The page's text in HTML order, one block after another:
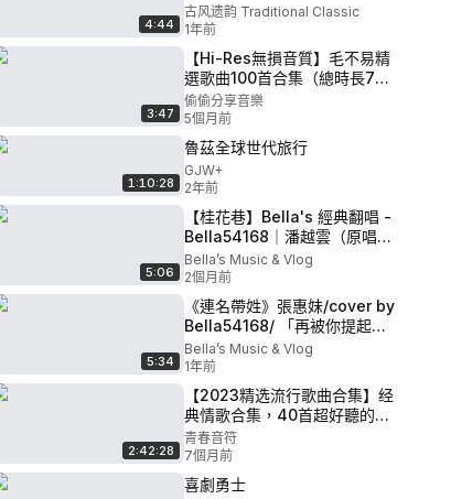
4:44
古风遗韵 Traditional Classic
1年前
3:47
【Hi-Res無損音質】毛不易精
選歌曲100首合集（總時長7小
時）被譽為華語樂壇的“少年李
宗盛”！ P99 - 舟
偷偷分享音樂
5個月前
1:10:28
魯茲全球世代旅行
GJW+
2年前
5:06
【桂花巷】Bella's 經典翻唱 -
Bella54168｜潘越雲（原唱致
敬）
Bella’s Music & Vlog
2個月前
5:34
《連名帶姓》張惠妹/cover by
Bella54168/ 「再被你提起：
已是連名帶姓、謊稱是友誼、
卻疏遠得可以」#翻唱 #cover
#lovesong
Bella’s Music & Vlog
1年前
2:42:28
【2023精选流行歌曲合集】经
典情歌合集，40首超好聽的情
歌 【2024热门歌曲合集流行
歌曲2024经典歌曲2023歌曲
串烧2024年最火的歌曲排行榜
经典歌曲合
青春音符
7個月前
喜劇勇士